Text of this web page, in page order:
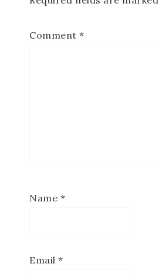
Comment *
Name *
Email *